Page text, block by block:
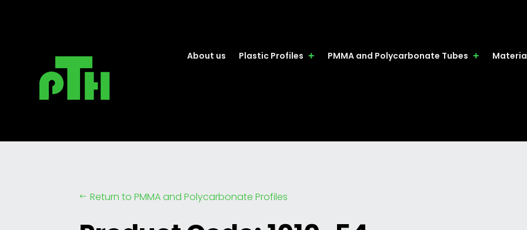
About us Plastic Profiles PMMA and Polycarbonate Tubes
# Return to PMMA and Polycarbonate Profiles